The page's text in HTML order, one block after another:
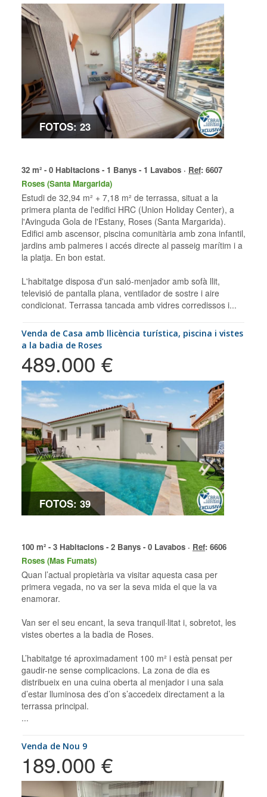
FOTOS: 23
32 m² - 0 Habitacions - 1 Banys - 1 Lavabos · Ref: 6607
Roses (Santa Margarida)
Estudi de 32,94 m² + 7,18 m² de terrassa, situat a la
primera planta de l'edifici HRC (Union Holiday Center), a
l'Avinguda Gola de l'Estany, Roses (Santa Margarida).
Edifici amb ascensor, piscina comunitària amb zona infantil,
jardins amb palmeres i accés directe al passeig marítim i a
la platja. En bon estat.
L'habitatge disposa d'un saló-menjador amb sofà llit,
televisió de pantalla plana, ventilador de sostre i aire
condicionat. Terrassa tancada amb vidres corredissos i...
Venda de Casa amb llicència turística, piscina i vistes
a la badia de Roses
489.000 €
FOTOS: 39
100 m² - 3 Habitacions - 2 Banys - 0 Lavabos · Ref: 6606
Roses (Mas Fumats)
Quan l’actual propietària va visitar aquesta casa per
primera vegada, no va ser la seva mida el que la va
enamorar.
Van ser el seu encant, la seva tranquil·litat i, sobretot, les
vistes obertes a la badia de Roses.
L’habitatge té aproximadament 100 m² i està pensat per
gaudir-ne sense complicacions. La zona de dia es
distribueix en una cuina oberta al menjador i una sala
d’estar lluminosa des d’on s’accedeix directament a la
terrassa principal.
...
Venda de Nou 9
189.000 €